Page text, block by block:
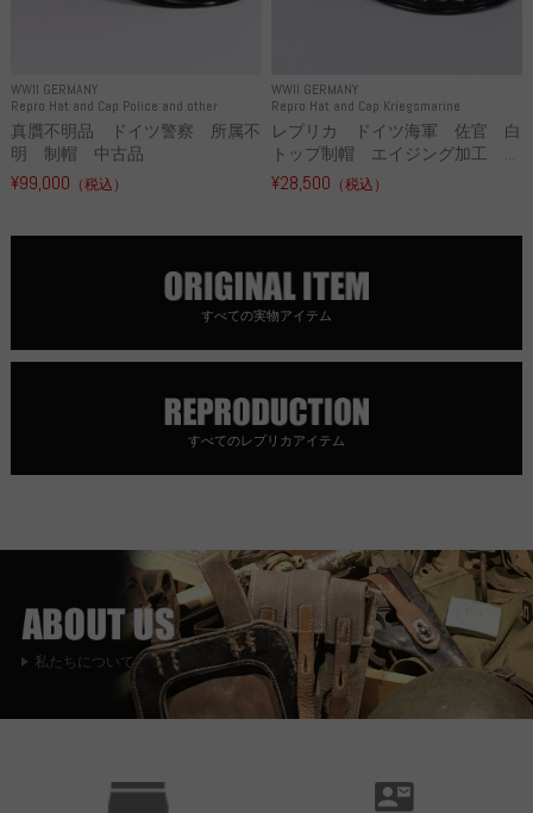
WWII GERMANY
Repro Hat and Cap Police and other
真贋不明品 ドイツ警察 所属不
明 制帽 中古品
¥99,000 （税込）
WWII GERMANY
Repro Hat and Cap Kriegsmarine
レプリカ ドイツ海軍 佐官 白
トップ制帽 エイジング加工 ...
¥28,500 （税込）
すべての実物アイテム
すべてのレプリカアイテム
私たちについて